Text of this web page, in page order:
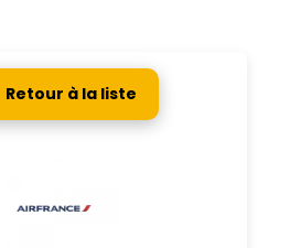
Retour à la liste